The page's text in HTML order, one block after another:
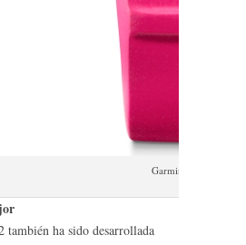
Garmin vivofit 2
ha sido desarrollada